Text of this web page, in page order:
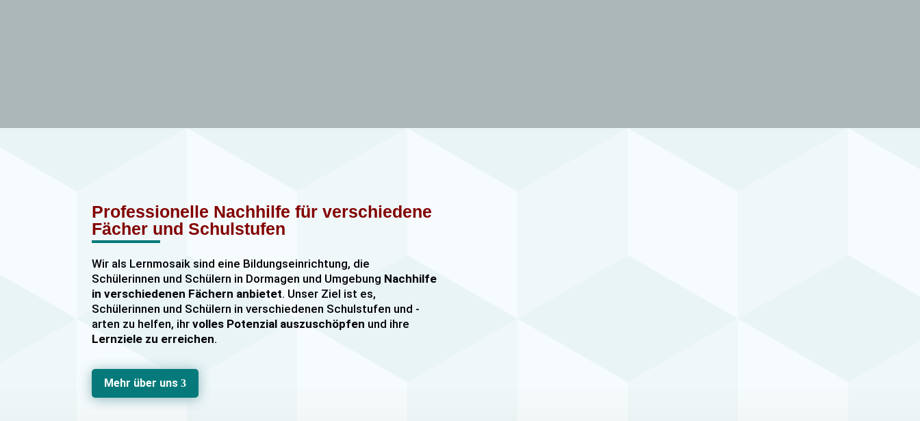
Professionelle Nachhilfe für verschiedene
Fächer und Schulstufen
Wir als Lernmosaik sind eine Bildungseinrichtung, die
Schülerinnen und Schülern in Dormagen und Umgebung Nachhilfe
in verschiedenen Fächern anbietet. Unser Ziel ist es,
Schülerinnen und Schülern in verschiedenen Schulstufen und -
arten zu helfen, ihrvolles Potenzial auszuschöpfen und ihre
Lernziele zu erreichen.
Unser Nachhilfeangebot umfasst
Gruppennachhilfe
Mathematik, Englisch und Deutsch
Mehr über uns3